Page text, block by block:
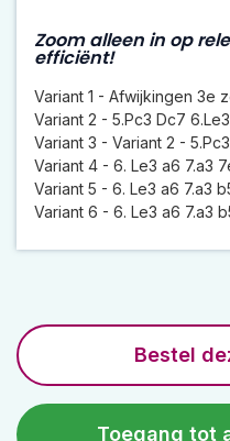
Zoom alleen in op
efficiënt!
Variant 1 - Afwijkingen 3e
Variant 2 - 5.Pc3 Dc7
Variant 3 - Variant 2 -
Variant 4 - 6. Le3 a6 7.a3
Variant 5 - 6. Le3 a6 7.a3
Variant 6 - 6. Le3 a6 7.a3
Bestel
Toegang tot